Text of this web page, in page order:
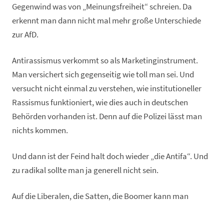
Gegenwind was von „Meinungsfreiheit“ schreien. Da
erkennt man dann nicht mal mehr große Unterschiede
zur AfD.
Antirassismus verkommt so als Marketinginstrument.
Man versichert sich gegenseitig wie toll man sei. Und
versucht nicht einmal zu verstehen, wie institutioneller
Rassismus funktioniert, wie dies auch in deutschen
Behörden vorhanden ist. Denn auf die Polizei lässt man
nichts kommen.
Und dann ist der Feind halt doch wieder „die Antifa“. Und
zu radikal sollte man ja generell nicht sein.
Auf die Liberalen, die Satten, die Boomer kann man